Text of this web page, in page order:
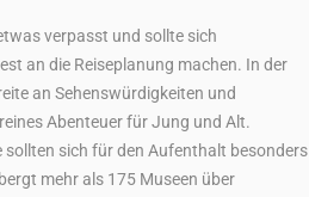
verpasst und sollte sich
an die Reiseplanung machen. In der
an Sehenswürdigkeiten und
Abenteuer für Jung und Alt.
sich für den Aufenthalt besonders
mehr als 175 Museen über